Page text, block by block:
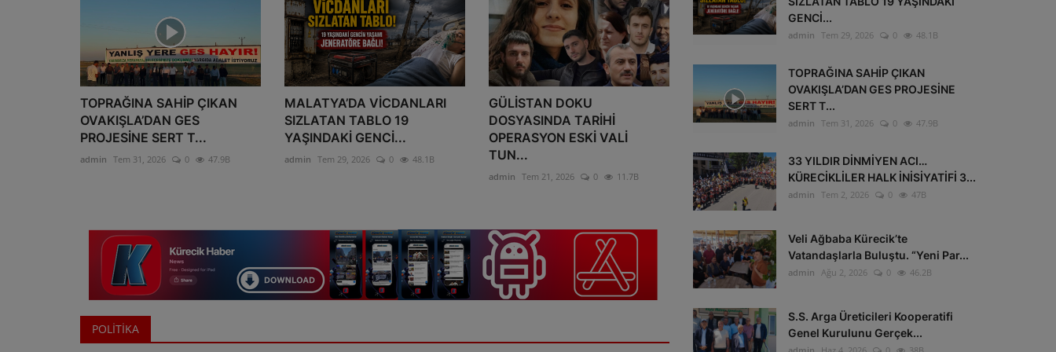
TOPRAĞINA SAHİP ÇIKAN
OVAKIŞLA’DAN GES
PROJESİNE SERT T...
admin Tem 31, 2026 0 47.9B
MALATYA’DA VİCDANLARI
SIZLATAN TABLO 19
YAŞINDAKİ GENCİ...
admin Tem 29, 2026 0 48.1B
GÜLİSTAN DOKU
DOSYASINDA TARİHİ
OPERASYON ESKİ VALİ
TUN...
admin Tem 21, 2026 0 11.7B
POLİTİKA
GENCİ...
admin Tem 29, 2026 0 48.1B
TOPRAĞINA SAHİP ÇIKAN
OVAKIŞLA’DAN GES PROJESİNE
SERT T...
admin Tem 31, 2026 0 47.9B
33 YILDIR DİNMİYEN ACI…
KÜRECİKLİLER HALK İNİSİYATİFİ 3...
admin Tem 2, 2026 0 47B
Veli Ağbaba Kürecik’te
Vatandaşlarla Buluştu. “Yeni Par...
admin Ağu 2, 2026 0 46.2B
S.S. Arga Üreticileri Kooperatifi
Genel Kurulunu Gerçek...